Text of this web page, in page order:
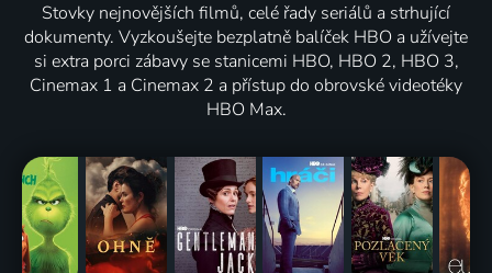
Stovky nejnovějších filmů, celé řady seriálů a strhující
dokumenty. Vyzkoušejte bezplatně balíček HBO a užívejte
si extra porci zábavy se stanicemi HBO, HBO 2, HBO 3,
Cinemax 1 a Cinemax 2 a přístup do obrovské videotéky
HBO Max.